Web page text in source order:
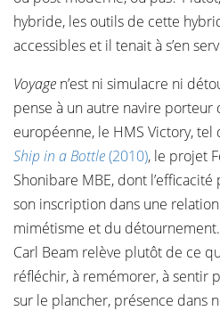
hybride, les outils de cette
accessibles et il tenait à s’en
Voyage n’est ni simulacre ni
pense à un autre navire porteur
européenne, le HMS Victory,
Ship in a Bottle(2010), le projet
Shonibare MBE, dont
son inscription dans une
mimétisme et du
Carl Beam relève plutôt de ce
réfléchir, à remémorer, à sentir
sur le plancher, présence dans